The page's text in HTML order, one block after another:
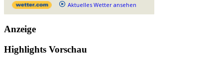
Aktuelles Wetter ansehen
Anzeige
Highlights Vorschau